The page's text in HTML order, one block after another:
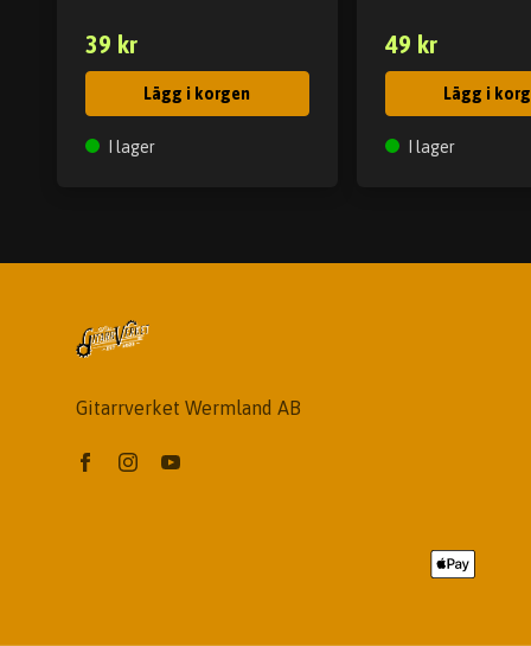
39 kr
Lägg i korgen
I lager
49 kr
Lägg i
I lager
Gitarrverket Wermland AB